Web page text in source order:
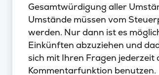
Gesamtwürdigung aller
Umstände müssen vom
werden. Nur dann ist es
Einkünften abzuziehen und
sich mit Ihren Fragen jederzeit
Kommentarfunktion benutzen.